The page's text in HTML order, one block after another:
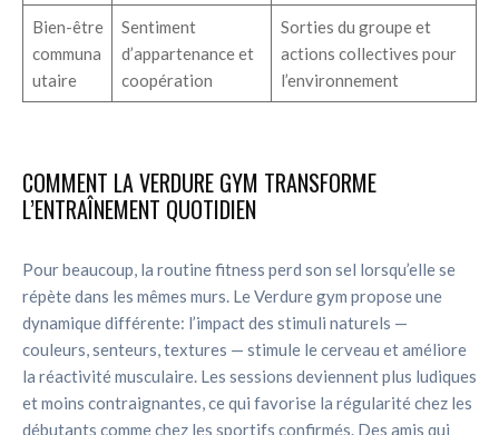
Bien-être
communa
utaire
Sentiment
d’appartenance et
coopération
Sorties du groupe et
actions collectives pour
l’environnement
COMMENT LA VERDURE GYM TRANSFORME
L’ENTRAÎNEMENT QUOTIDIEN
Pour beaucoup, la routine fitness perd son sel lorsqu’elle se
répète dans les mêmes murs. Le Verdure gym propose une
dynamique différente: l’impact des stimuli naturels —
couleurs, senteurs, textures — stimule le cerveau et améliore
la réactivité musculaire. Les sessions deviennent plus ludiques
et moins contraignantes, ce qui favorise la régularité chez les
débutants comme chez les sportifs confirmés. Des amis qui